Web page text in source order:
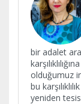
bir adalet
olduğumuz
bu
yeniden